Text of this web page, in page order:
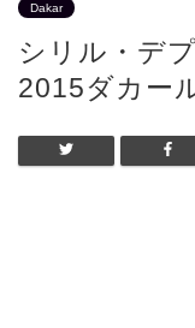
Dakar
シリル・デ
2015ダカー